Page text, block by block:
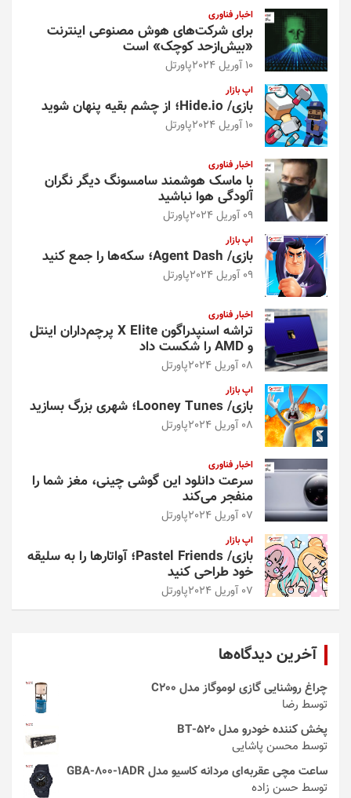
اخبار فناوری
برای شرکت‌های هوش مصنوعی اینترنت
«بیش‌از‌حد کوچک» است
10 آوریل 2024 پاورتل
اپ بازار
بازی/ Hide.io؛ از چشم بقیه پنهان شوید
10 آوریل 2024 پاورتل
اخبار فناوری
با ماسک هوشمند سامسونگ دیگر نگران
آلودگی هوا نباشید
09 آوریل 2024 پاورتل
اپ بازار
بازی/ Agent Dash؛ سکه‌ها را جمع کنید
09 آوریل 2024 پاورتل
اخبار فناوری
تراشه اسنپدراگون X Elite پرچم‌داران اینتل
و AMD را شکست داد
08 آوریل 2024 پاورتل
اپ بازار
بازی/ Looney Tunes؛ شهری بزرگ بسازید
08 آوریل 2024 پاورتل
اخبار فناوری
سرعت دانلود این گوشی چینی، مغز شما را
منفجر می‌کند
07 آوریل 2024 پاورتل
اپ بازار
بازی/ Pastel Friends؛ آواتارها را به سلیقه
خود طراحی کنید
07 آوریل 2024 پاورتل
آخرین دیدگاه‌ها
چراغ روشنایی گازی لوموگاز مدل C200
توسط رضا
پخش کننده خودرو مدل 520-BT
توسط محسن پاشایی
ساعت مچی عقربه‌ای مردانه کاسیو مدل GBA-800-1ADR
توسط حسن زاده